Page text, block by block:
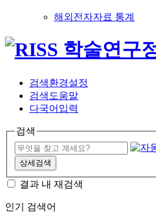
해외전자자료 통계
검색환경설정
검색도움말
다국어입력
검색
상세검색
결과 내 재검색
인기 검색어